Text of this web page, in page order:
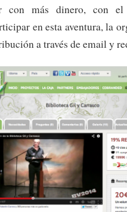
con más dinero, con
en esta aventura, la
a través de email y